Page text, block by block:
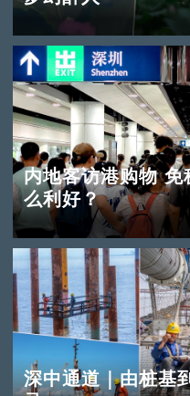
内地客访港购物
么利好？
深中通道｜由桩基